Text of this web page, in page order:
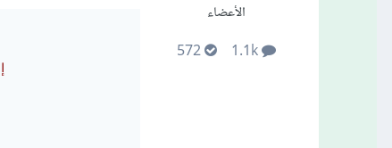
الأعضاء
1.1k
572